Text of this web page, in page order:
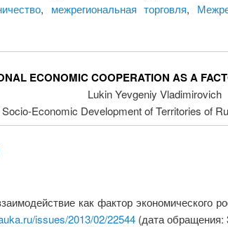
, межрегиональная торговля,
ECONOMIC COOPERATION AS A
Lukin Yevgeniy Vladimirovich
Economic Development of Territories of
как фактор экономического
issues/2013/02/22544(дата обращения: